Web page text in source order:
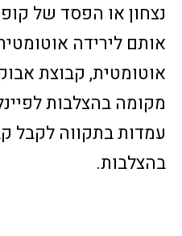
נצחון או הפסד של
אותם לירידה
אוטומטית, קבוצת
מקומה בהצלבות
עמדות בתקווה לקבל
בהצלבות.